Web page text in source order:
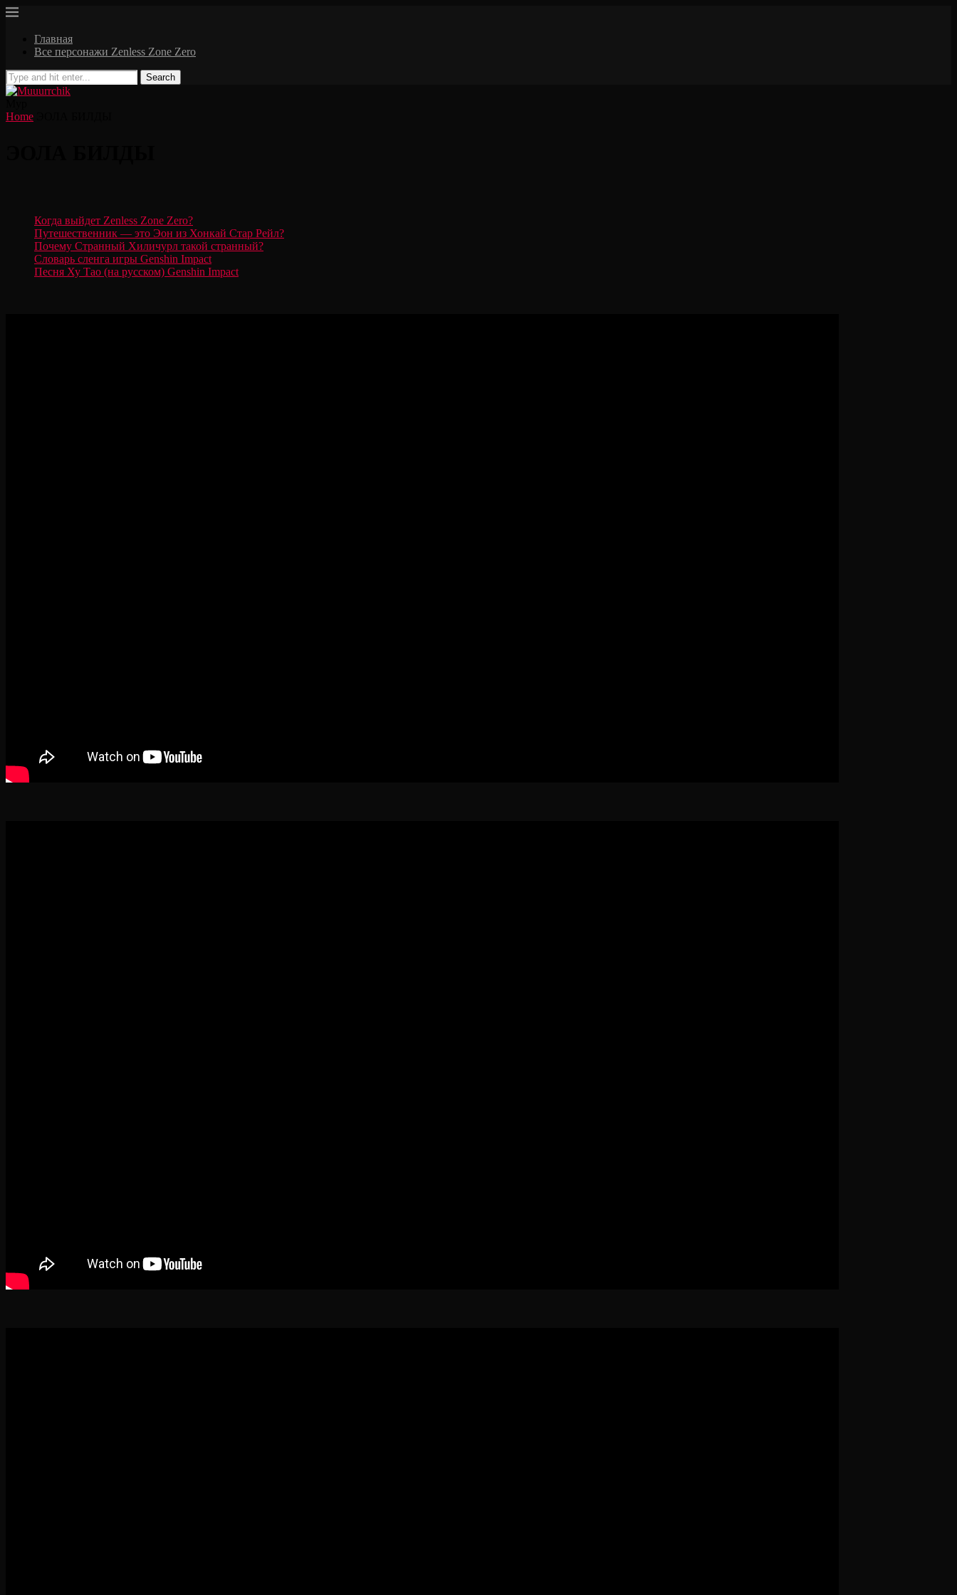
Главная
Все персонажи Zenless Zone Zero
Search
Home
Когда выйдет Zenless Zone Zero?
Путешественник — это Эон из Хонкай Стар Рейл?
Почему Странный Хиличурл такой странный?
Словарь сленга игры Genshin Impact
Песня Ху Тао (на русском) Genshin Impact